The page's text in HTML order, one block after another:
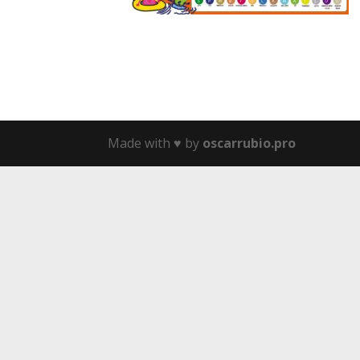
Made with ♥️ by oscarrubio.pro